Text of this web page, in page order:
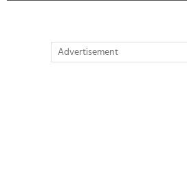
Advertisement